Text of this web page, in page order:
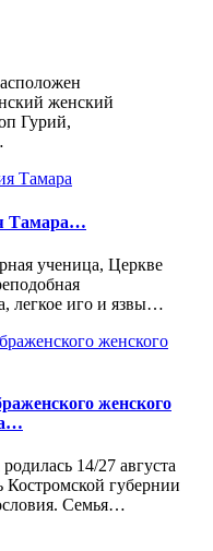
женский
Гурий,
Тамара…
ученица, Церкве
легкое иго и язвы…
женского
14/27 августа
Костромской губернии
Семья…